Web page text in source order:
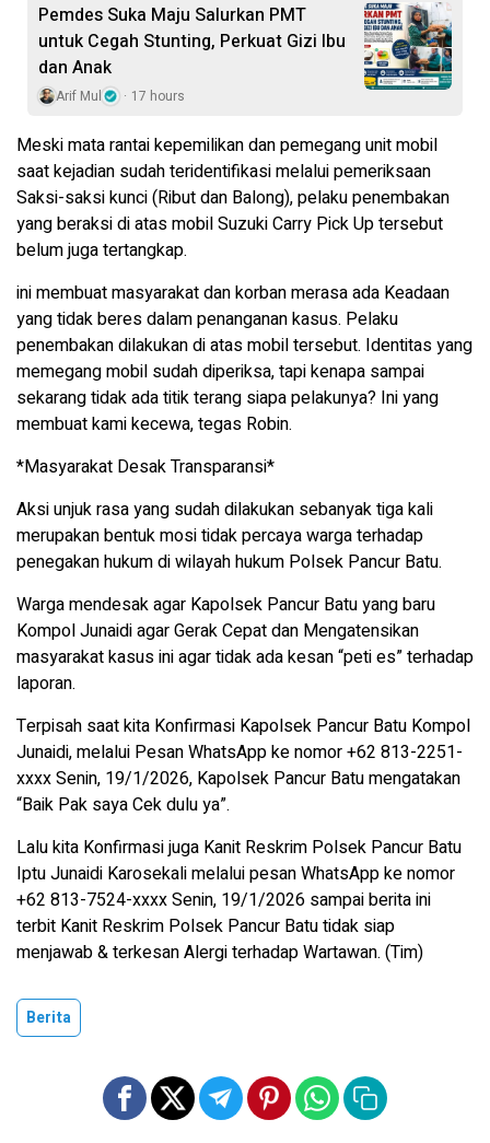
Pemdes Suka Maju Salurkan PMT
untuk Cegah Stunting, Perkuat Gizi Ibu
dan Anak
Arif Mul 17 hours
Meski mata rantai kepemilikan dan pemegang unit mobil
saat kejadian sudah teridentifikasi melalui pemeriksaan
Saksi-saksi kunci (Ribut dan Balong), pelaku penembakan
yang beraksi di atas mobil Suzuki Carry Pick Up tersebut
belum juga tertangkap.
ini membuat masyarakat dan korban merasa ada Keadaan
yang tidak beres dalam penanganan kasus. Pelaku
penembakan dilakukan di atas mobil tersebut. Identitas yang
memegang mobil sudah diperiksa, tapi kenapa sampai
sekarang tidak ada titik terang siapa pelakunya? Ini yang
membuat kami kecewa, tegas Robin.
*Masyarakat Desak Transparansi*
Aksi unjuk rasa yang sudah dilakukan sebanyak tiga kali
merupakan bentuk mosi tidak percaya warga terhadap
penegakan hukum di wilayah hukum Polsek Pancur Batu.
Warga mendesak agar Kapolsek Pancur Batu yang baru
Kompol Junaidi agar Gerak Cepat dan Mengatensikan
masyarakat kasus ini agar tidak ada kesan “peti es” terhadap
laporan.
Terpisah saat kita Konfirmasi Kapolsek Pancur Batu Kompol
Junaidi, melalui Pesan WhatsApp ke nomor +62 813-2251-
xxxx Senin, 19/1/2026, Kapolsek Pancur Batu mengatakan
“Baik Pak saya Cek dulu ya”.
Lalu kita Konfirmasi juga Kanit Reskrim Polsek Pancur Batu
Iptu Junaidi Karosekali melalui pesan WhatsApp ke nomor
+62 813-7524-xxxx Senin, 19/1/2026 sampai berita ini
terbit Kanit Reskrim Polsek Pancur Batu tidak siap
menjawab & terkesan Alergi terhadap Wartawan. (Tim)
Berita